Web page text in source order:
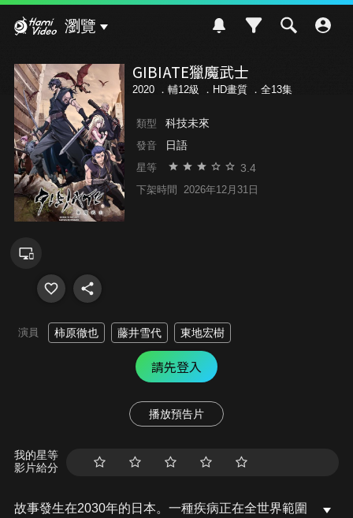
瀏覽
GIBIATE獵魔武士
2020 ． 輔12級 ．HD畫質 ．全13集
類型 科技未來
發音 日語
星等 3.4
下架時間 2026年12月31日
演員 柿原徹也 藤井雪代 東地宏樹
請先登入
播放預告片
我的星等
影片給分
故事發生在2030年的日本。一種疾病正在全世界範圍